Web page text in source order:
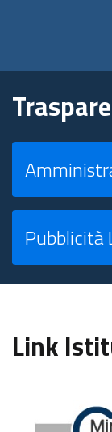
Pubblicità
Link